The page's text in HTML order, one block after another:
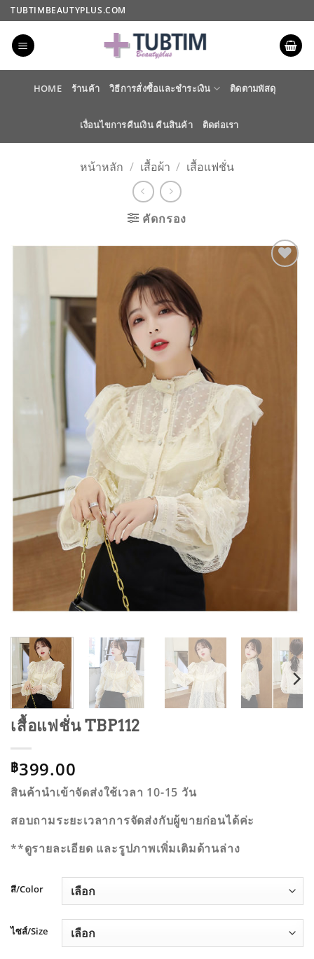
ข้าม
ไป
เนื้อหา
TUBTIMBEAUTYPLUS.COM
HOME ร้านค้า วิธีการสั่งซื้อและชำระเงิน ติดตามพัสดุ
เงื่อนไขการคืนเงิน คืนสินค้า ติดต่อเรา
หน้าหลัก / เสื้อผ้า / เสื้อแฟชั่น
คัดกรอง
เสื้อแฟชั่น TBP112
฿399.00
สินค้านำเข้าจัดส่งใช้เวลา 10-15 วัน
สอบถามระยะเวลาการจัดส่งกับผู้ขายก่อนได้ค่ะ
**ดูรายละเอียด และรูปภาพเพิ่มเติมด้านล่าง
สี/Color
ไซส์/Size